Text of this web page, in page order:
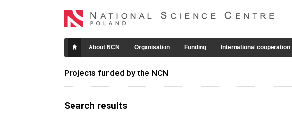
About NCN Organisation Funding International cooperation
Projects funded by the NCN
Search results